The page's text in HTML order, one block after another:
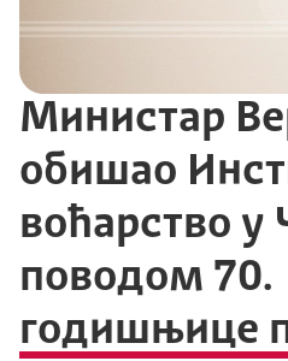
Министар
обишао
воћарство у
поводом 70.
годишњице